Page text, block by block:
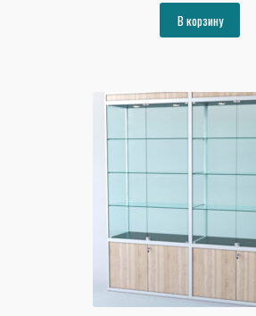
108122₽.
В корзину